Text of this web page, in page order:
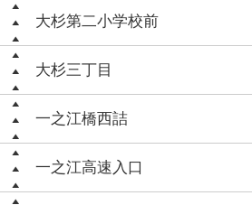
大杉第二小学校前
大杉三丁目
一之江橋西詰
一之江高速入口